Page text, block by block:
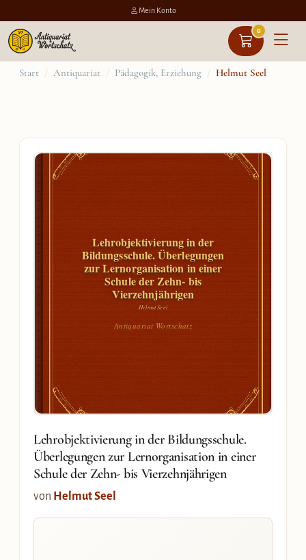
Mein Konto
0
ZumStart / Antiquariat / Pädagogik, Erziehung / Helmut Seel
Lehrobjektivierung in der
Bildungsschule. Überlegungen
zur Lernorganisation in einer
Schule der Zehn- bis
Vierzehnjährigen
Helmut Seel
Antiquariat Wortschatz
Lehrobjektivierung in der Bildungsschule.
Überlegungen zur Lernorganisation in einer
Schule der Zehn- bis Vierzehnjährigen
von Helmut Seel